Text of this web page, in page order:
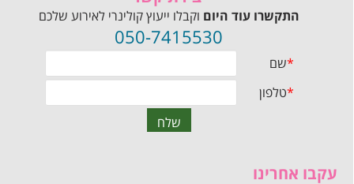
התקשרו עוד היוםוקבלו ייעוץ קולינרי לאירוע שלכם
050-7415530
עקבו אחרינו